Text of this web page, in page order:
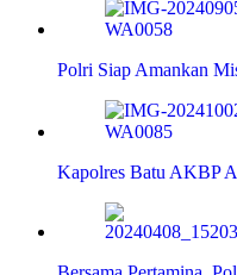
Polri Siap Amankan
Kapolres Batu AKBP